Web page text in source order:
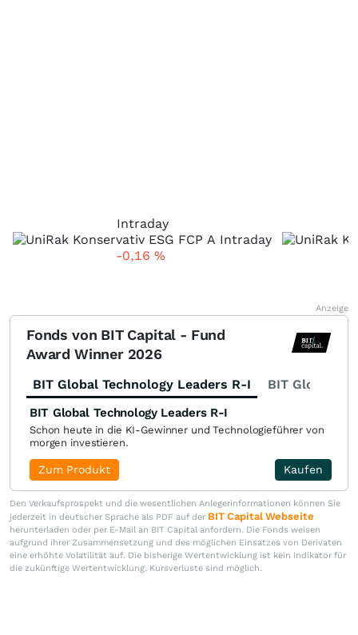
Intraday
-0,16 %
Anzeige
Fonds von BIT Capital - Fund
Award Winner 2026
BIT Global Technology Leaders R-I BIT Global
BIT Global Technology Leaders R-I
Schon heute in die KI-Gewinner und Technologieführer von
morgen investieren.
Kaufen
Zum Produkt
Den Verkaufsprospekt und die wesentlichen Anlegerinformationen können Sie
jederzeit in deutscher Sprache als PDF auf der BIT Capital Webseite
herunterladen oder per E-Mail an BIT Capital anfordern. Die Fonds weisen
aufgrund ihrer Zusammensetzung und des möglichen Einsatzes von Derivaten
eine erhöhte Volatilität auf. Die bisherige Wertentwicklung ist kein Indikator für
die zukünftige Wertentwicklung. Kursverluste sind möglich.